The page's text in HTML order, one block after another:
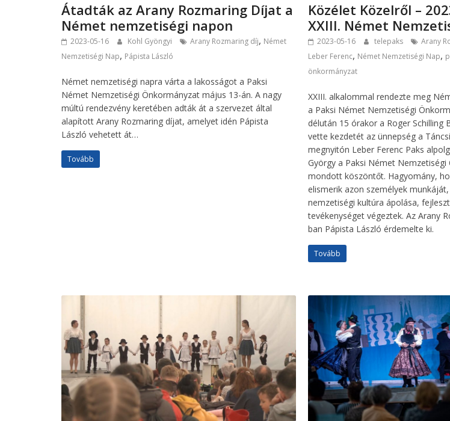
Átadták az Arany Rozmaring Díjat a
Német nemzetiségi napon
2023-05-16 Kohl Gyöngyi Arany Rozmaring díj, Német
Nemzetiségi Nap, Pápista László
Német nemzetiségi napra várta a lakosságot a Paksi
Német Nemzetiségi Önkormányzat május 13-án. A nagy
múltú rendezvény keretében adták át a szervezet által
alapított Arany Rozmaring díjat, amelyet idén Pápista
László vehetett át…
Tovább
Közélet Közelről –
XXIII. Német
2023-05-16 telepaks Arany
Leber Ferenc, Német Nemzetiségi Nap,
önkormányzat
XXIII. alkalommal rendezte meg
a Paksi Német Nemzetiségi
délután 15 órakor a Roger Schilling
vette kezdetét az ünnepség a
megnyitón Leber Ferenc Paks
György a Paksi Német
mondott köszöntőt. Hagyomány,
elismerik azon személyek
nemzetiségi kultúra ápolása,
tevékenységet végeztek. Az Arany
ban Pápista László érdemelte ki.
Tovább